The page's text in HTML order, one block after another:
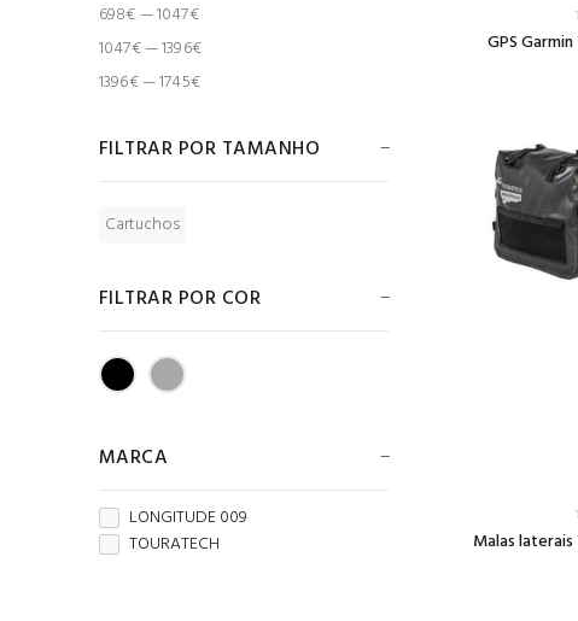
698€ — 1047€
1047€ — 1396€
1396€ — 1745€
FILTRAR POR TAMANHO
Cartuchos
FILTRAR POR COR
MARCA
LONGITUDE 009
TOURATECH
GPS
Malas laterais